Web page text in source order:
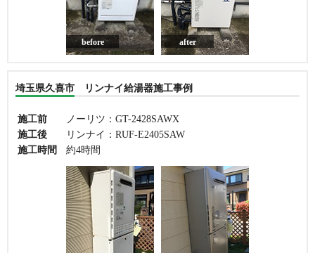
before after
埼玉県久喜市 リンナイ給湯器施工事例
施工前
ノーリツ：GT-2428SAWX
施工後
リンナイ：RUF-E2405SAW
施工時間
約4時間